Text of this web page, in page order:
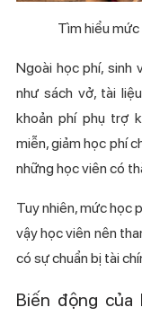
Tìm hiểu
Ngoài học phí, sinh
như sách vở, tài
khoản phí phụ trợ
miễn, giảm học phí
những học viên có
Tuy nhiên, mức học
vậy học viên nên
có sự chuẩn bị tài
Biến động